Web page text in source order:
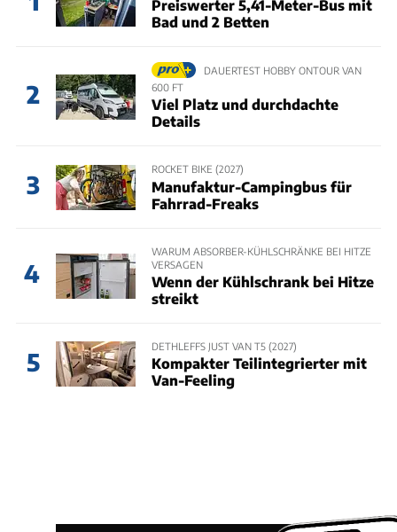
Preiswerter 5,41-Meter-Bus mit
Bad und 2 Betten
2
DAUERTEST HOBBY ONTOUR VAN
600 FT
Viel Platz und durchdachte
Details
3
ROCKET BIKE (2027)
Manufaktur-Campingbus für
Fahrrad-Freaks
4
WARUM ABSORBER-KÜHLSCHRÄNKE BEI HITZE
VERSAGEN
Wenn der Kühlschrank bei Hitze
streikt
5
DETHLEFFS JUST VAN T5 (2027)
Kompakter Teilintegrierter mit
Van-Feeling